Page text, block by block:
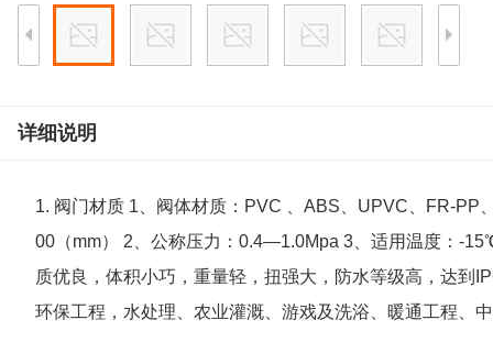
详细说明
1. 阀门材质 1、阀体材质：PVC 、ABS、UPVC、FR-PP
00（mm） 2、公称压力：0.4—1.0Mpa 3、适用温度：-
质优良，体积小巧，重量轻，扭强大，防水等级高，达到
环保工程，水处理、农业灌溉、游戏及洗浴、暖通工程、